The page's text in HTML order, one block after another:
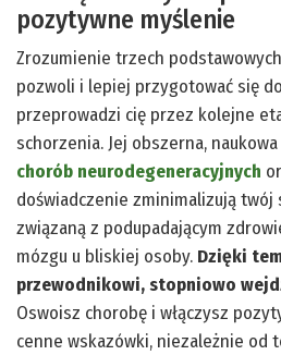
pozytywne myślenie
Zrozumienie trzech
pozwoli i lepiej przygotować się
przeprowadzi cię przez kolejne
schorzenia. Jej obszerna,
chorób neurodegeneracyjnych
doświadczenie zminimalizują twój
związaną z podupadającym
mózgu u bliskiej osoby. Dzięki
przewodnikowi, stopniowo
Oswoisz chorobę i włączysz
cenne wskazówki, niezależnie od